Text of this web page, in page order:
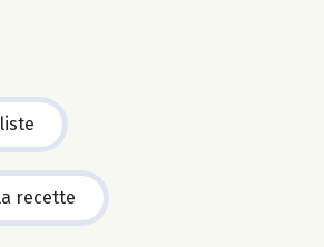
recette